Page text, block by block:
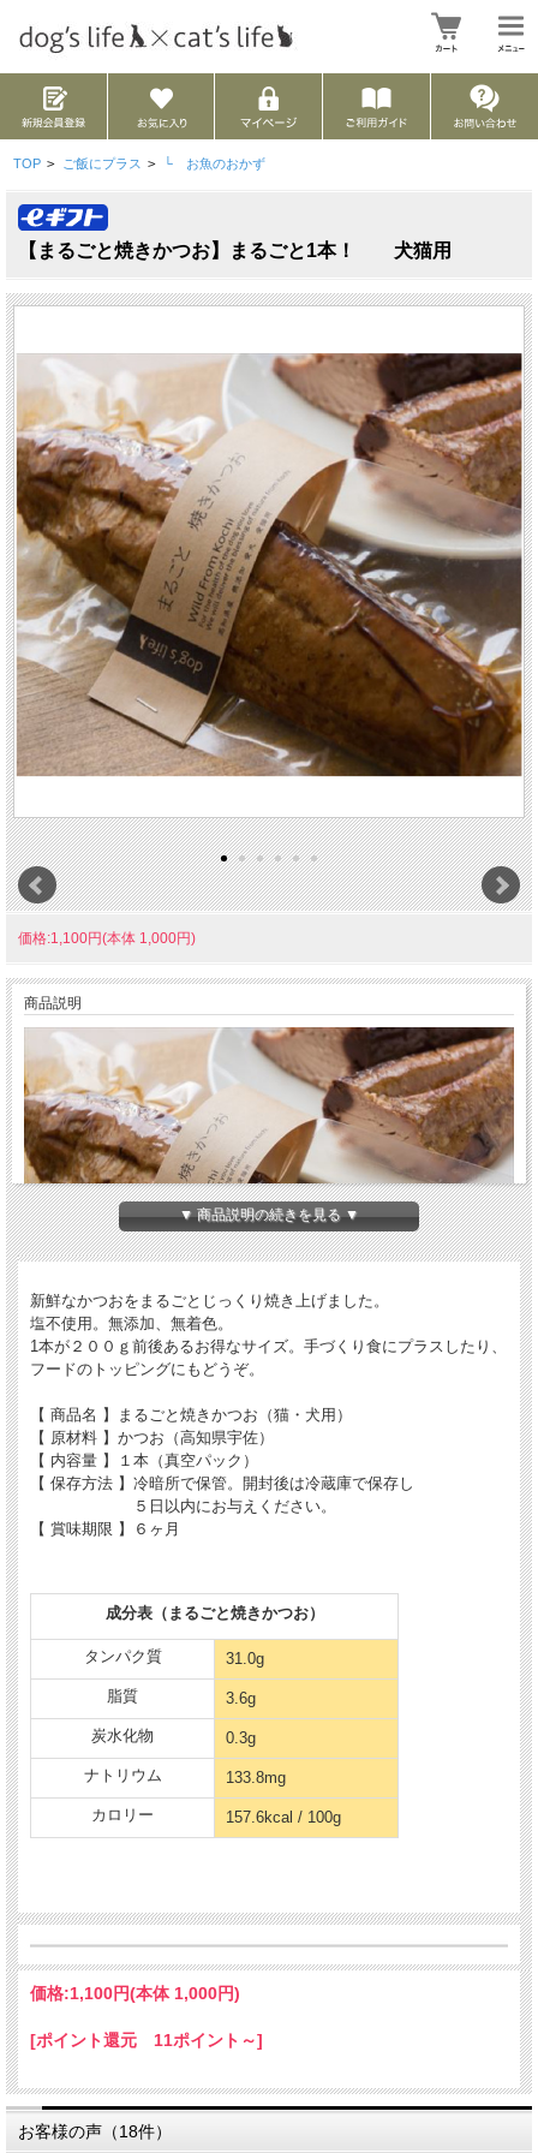
TOP > ご飯にプラス > └ お魚のおかず
【まるごと焼きかつお】まるごと1本！ 犬猫用
価格:1,100円(本体 1,000円)
商品説明
新鮮なかつおをまるごと、そのままじっくりと焼き上げました。
塩不使用。無添加、無着色。
何も足していないかつおの旨みと栄養がそのままギュッと詰まっています。
1本が２００ｇ前後ありますのでたっぷり使えます。
そのままでも、また手づくり食にプラスしたり、フードのトッピングにもど
真空パックで常温保存ができるので、お出かけ用の携帯や防災の備蓄品にも
低カロリーのヘルシー食材 "かつお"
▼ 商品説明の続きを見る ▼
新鮮なかつおをまるごとじっくり焼き上げました。
塩不使用。無添加、無着色。
1本が２００ｇ前後あるお得なサイズ。手づくり食にプラスしたり、
フードのトッピングにもどうぞ。
【 商品名 】まるごと焼きかつお（猫・犬用）
【 原材料 】かつお（高知県宇佐）
【 内容量 】１本（真空パック）
【 保存方法 】冷暗所で保管。開封後は冷蔵庫で保存し
５日以内にお与えください。
【 賞味期限 】６ヶ月
成分表（まるごと焼きかつお）
タンパク質 31.0g
脂質 3.6g
炭水化物 0.3g
ナトリウム 133.8mg
カロリー 157.6kcal / 100g
価格:1,100円(本体 1,000円)
[ポイント還元 11ポイント～]
お客様の声（18件）